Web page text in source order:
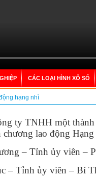
CÁC LOẠI HÌNH XỔ SỐ
hạng nhì
ty TNHH một
lao động
– Tỉnh ủy viên –
ủy viên – Bí